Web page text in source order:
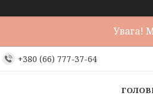
Увага!
+380 (66) 777-37-64